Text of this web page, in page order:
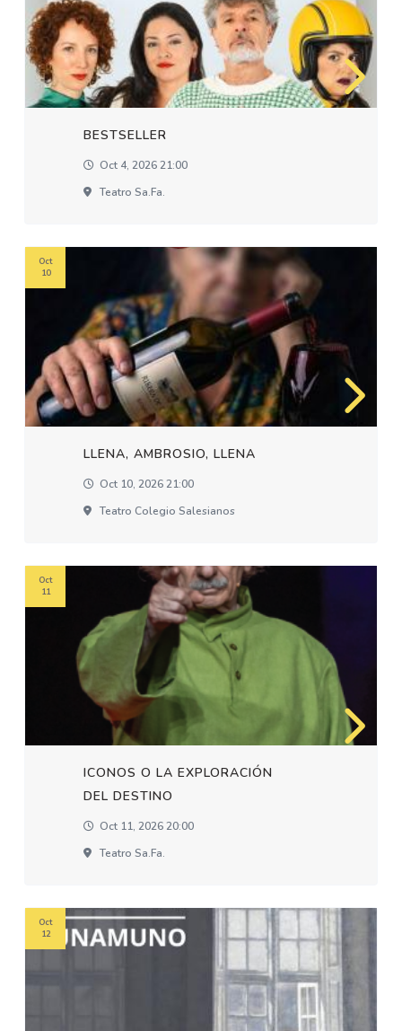
BESTSELLER
Oct 4, 2026 21:00
Teatro Sa.fa.
LLENA, AMBROSIO, LLENA
Oct 10, 2026 21:00
Teatro Colegio Salesianos
Oct
10
ICONOS O LA EXPLORACIÓN
DEL DESTINO
Oct 11, 2026 20:00
Teatro Sa.fa.
Oct
11
Oct
12